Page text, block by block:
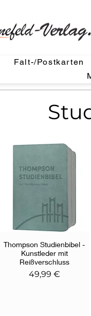
Falt-/Postkarten
Schnellansicht
Thompson Studienbibel -
Kunstleder mit
Reißverschluss
Preis
49,99 €